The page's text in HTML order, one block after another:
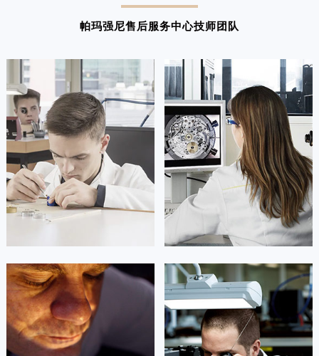
帕玛强尼售后服务中心技师团队
凯罗尔·切尔西
资深帕玛强尼技师
是帕玛强尼售后服务中心
(帕玛强尼保养维修中心)
的高级技师之一
Beijing parmigiani Maintain center
达芙妮·克劳迪娅
资深帕玛强尼技师
是帕玛强尼售后服务中心
(帕玛强尼保养维修中心)
的高级技师之一
Shanghai parmigiani Maintain center